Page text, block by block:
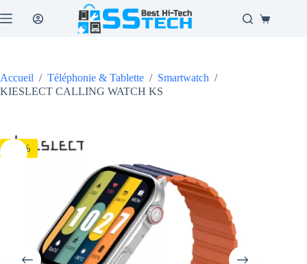
au
Panier
Accueil / Téléphonie & Tablette / Smartwatch /
KIESLECT CALLING WATCH KS
-11%